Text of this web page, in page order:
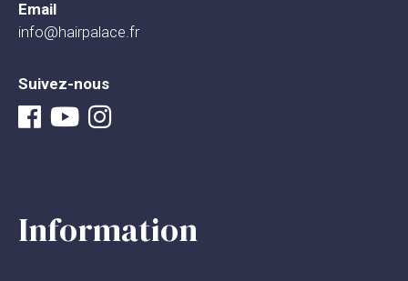
Email
info@hairpalace.fr
Suivez-nous
Information